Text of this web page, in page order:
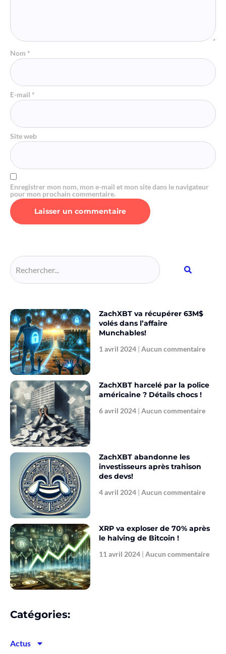
Nom *
E-mail *
Site web
Enregistrer mon nom, mon e-mail et mon site dans le navigateur
pour mon prochain commentaire.
ZachXBT va récupérer 63M$
volés dans l’affaire
Munchables!
1 avril 2024 Aucun commentaire
ZachXBT harcelé par la police
américaine ? Détails chocs !
6 avril 2024 Aucun commentaire
ZachXBT abandonne les
investisseurs après trahison
des devs!
4 avril 2024 Aucun commentaire
XRP va exploser de 70% après
le halving de Bitcoin !
11 avril 2024 Aucun commentaire
Catégories:
Actus